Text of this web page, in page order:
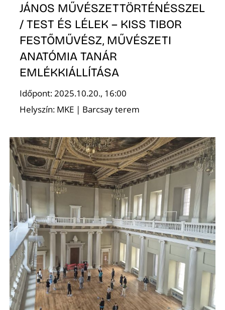
JÁNOS MŰVÉSZETTÖRTÉNÉSSZEL
/ TEST ÉS LÉLEK – KISS TIBOR
FESTŐMŰVÉSZ, MŰVÉSZETI
ANATÓMIA TANÁR
EMLÉKKIÁLLÍTÁSA
Időpont: 2025.10.20., 16:00
Helyszín: MKE | Barcsay terem